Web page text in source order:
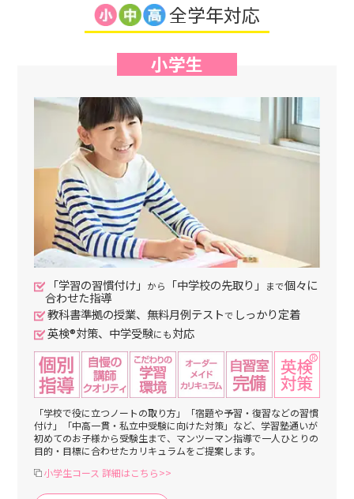
全学年対応
小学生
「学習の習慣付け」 から 「中学校の先取り」 まで個々に
合わせた指導
教科書準拠の授業、無料月例テストで しっかり定着
英検®対策、中学受験にも対応
「学校で役に立つノートの取り方」「宿題や予習・復習などの習慣
付け」「中高一貫・私立中受験に向けた対策」など、学習塾通いが
初めてのお子様から受験生まで、マンツーマン指導で一人ひとりの
目的・目標に合わせたカリキュラムをご提案します。
小学生コース 詳細はこちら>>